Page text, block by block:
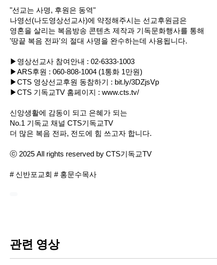
"선교는 사명, 후원은 동역"
나영선(나도영상선교사)에 약정해주시는 선교후원금은
영혼을 살리는 복음방송 콘텐츠 제작과 기독문화행사를 통해
'땅끝 복음 전파'의 절대 사명을 완수하는데 사용됩니다.
▶영상선교사 참여안내 : 02-6333-1003
▶ARS후원 : 060-808-1004 (1통화 1만원)
▶CTS 영상선교후원 동참하기 : bit.ly/3DZjsVp
▶CTS 기독교TV 홈페이지 : www.cts.tv/
신앙생활에 감동이 되고 은혜가 되는
No.1 기독교 채널 CTS기독교TV
더 많은 복음 전파, 전도에 힘 쓰고자 합니다.
ⓒ 2025 All rights reserved by CTS기독교TV
# 신반포교회 # 홍문수목사
관련 영상